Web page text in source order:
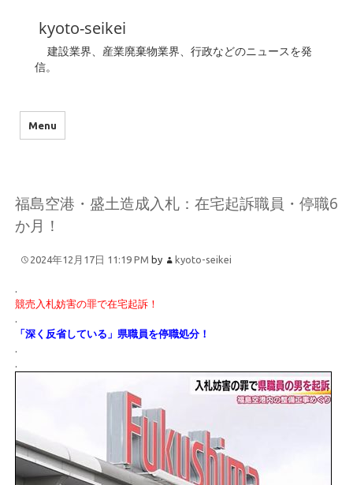
kyoto-seikei
建設業界、産業廃棄物業界、行政などのニュースを発
信。
Menu
福島空港・盛土造成入札：在宅起訴職員・停職6
か月！
2024年12月17日 11:19 PM by kyoto-seikei
.
競売入札妨害の罪で在宅起訴！
.
「深く反省している」県職員を停職処分！
.
.